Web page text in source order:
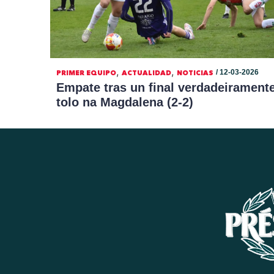
PRIMER EQUIPO, ACTUALIDAD, NOTICIAS / 12-03-2026
Empate tras un final
tolo na Magdalena (2-2)